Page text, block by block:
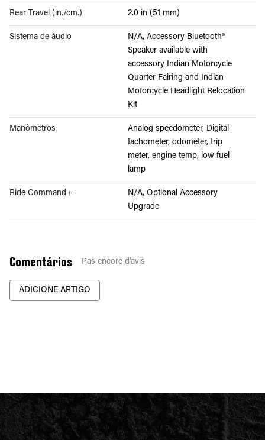
Rear Travel (in./cm.) 2.0 in (51 mm)
Sistema de áudio
N/A, Accessory Bluetooth®
Speaker available with
accessory Indian Motorcycle
Quarter Fairing and Indian
Motorcycle Headlight Relocation
Kit
Manômetros
Analog speedometer, Digital
tachometer, odometer, trip
meter, engine temp, low fuel
lamp
Ride Command+
N/A, Optional Accessory
Upgrade
Comentários Pas encore d'avis
ADICIONE ARTIGO